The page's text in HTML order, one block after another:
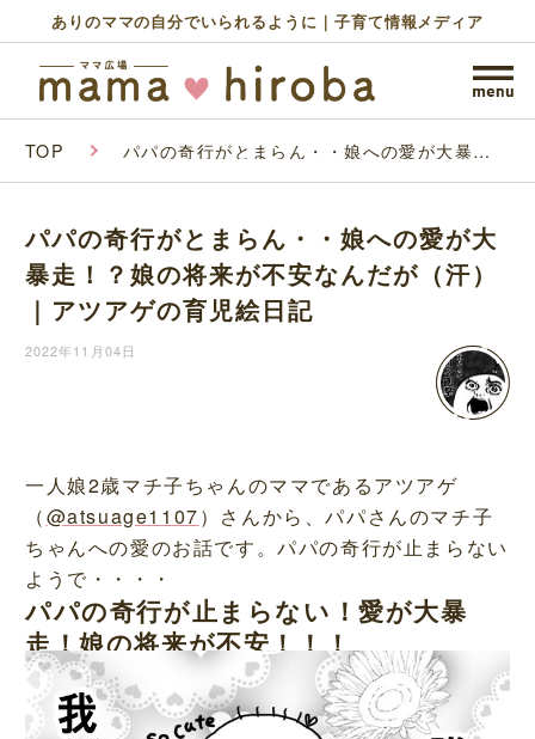
ありのママの自分でいられるように｜子育て情報メディア
TOP パパの奇行がとまらん・・娘への愛が大暴
ゲの育児絵日記
パパの奇行がとまらん・・娘への愛が大
暴走！？娘の将来が不安なんだが（汗）
｜アツアゲの育児絵日記
2022年11月04日
一人娘2歳マチ子ちゃんのママであるアツアゲ
（@atsuage1107）さんから、パパさんのマチ子
ちゃんへの愛のお話です。パパの奇行が止まらない
ようで・・・・
パパの奇行が止まらない！愛が大暴
走！娘の将来が不安！！！